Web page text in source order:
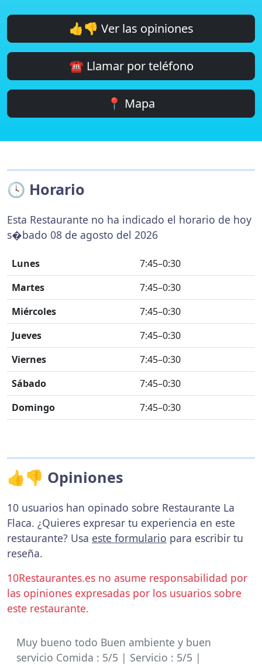
👍👎 Ver las opiniones
☎️ Llamar por teléfono
📍 Mapa
🕓 Horario
Esta Restaurante no ha indicado el horario de hoy
s�bado 08 de agosto del 2026
Lunes
7:45–0:30
Martes
7:45–0:30
Miércoles
7:45–0:30
Jueves
7:45–0:30
Viernes
7:45–0:30
Sábado
7:45–0:30
Domingo
7:45–0:30
👍👎 Opiniones
10 usuarios han opinado sobre Restaurante La
Flaca. ¿Quieres expresar tu experiencia en este
restaurante? Usa este formulario para escribir tu
reseña.
10Restaurantes.es no asume responsabilidad por
las opiniones expresadas por los usuarios sobre
este restaurante.
Muy bueno todo Buen ambiente y buen
servicio Comida : 5/5 | Servicio : 5/5 |